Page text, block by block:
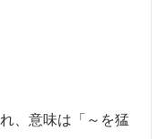
、意味は「～を猛